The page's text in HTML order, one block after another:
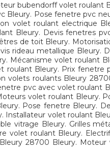
bubendorff volet roulant
Pose fenetre pvc
volet roulant electrique
Bleury. Devis fenetres
de toit Bleury.
rideau metallique Bleury.
Mécanisme volet roulant
Bleury. Prix fenetre
volets roulants Bleury
pvc avec volet roulant
volet roulant Bleury.
Pose fenetre Bleury.
Installateur volet roulant
vitrage Bleury. Grilles
volet roulant Bleury.
28700 Bleury.